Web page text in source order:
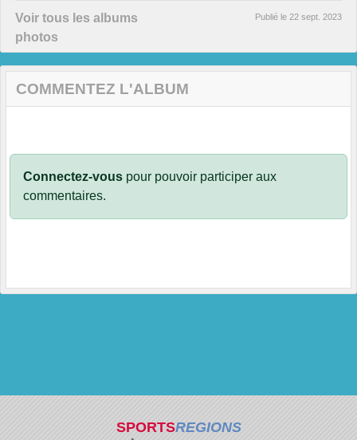
Voir tous les albums
photos
Publié le 22 sept. 2023
COMMENTEZ L'ALBUM
Connectez-vous pour pouvoir participer aux
commentaires.
SPORTSREGIONS